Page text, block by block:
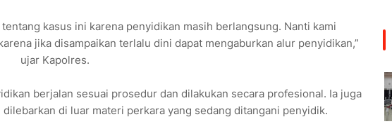
kasus ini karena penyidikan masih berlangsung. Nanti kami
jika disampaikan terlalu dini dapat mengaburkan alur penyidikan,”
ujar Kapolres.
berjalan sesuai prosedur dan dilakukan secara profesional. Ia juga
di luar materi perkara yang sedang ditangani penyidik.